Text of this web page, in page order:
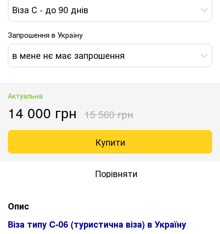
Віза С - до 90 днів
Запрошення в Україну
в мене нє має запрошення
Актуальна
14 000 грн 15 560 грн
Купити
Порівняти
Опис
Віза типу C-06 (туристична віза) в Україну